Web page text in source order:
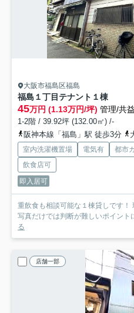
大阪市福島区福島
福島１丁目テナント １棟
45万円 (1.13万円/坪) 管理/共
1-2階 / 39.92坪 (132.00㎡) /-
阪神本線「福島」駅 徒歩3分
室内洗濯機置場 電気有 都市
飲食店可
即入居可
重飲食も相談可能な１棟貸しです
写真だけでは判断が難しいポイント
る
店舗一部